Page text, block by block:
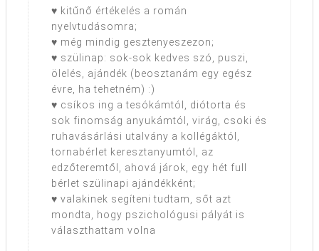
♥ kitűnő értékelés a román
nyelvtudásomra;
♥ még mindig gesztenyeszezon;
♥ szülinap: sok-sok kedves szó, puszi,
ölelés, ajándék (beosztanám egy egész
évre, ha tehetném) :)
♥ csíkos ing a tesókámtól, diótorta és
sok finomság anyukámtól, virág, csoki és
ruhavásárlási utalvány a kollégáktól,
tornabérlet keresztanyumtól, az
edzőteremtől, ahová járok, egy hét full
bérlet szülinapi ajándékként;
♥ valakinek segíteni tudtam, sőt azt
mondta, hogy pszichológusi pályát is
választhattam volna